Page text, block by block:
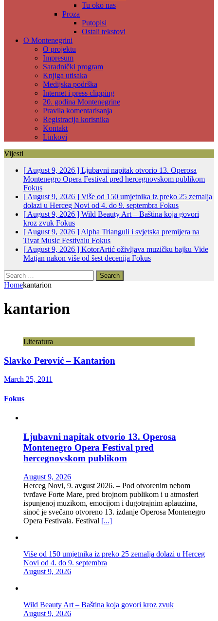
Tu oko nas
Proza
Putopisi
Ostali tekstovi
O Montenegrini
O projektu
Impresum
Saradnički program
Knjiga utisaka
Medijska podrška
Internet i press clipping
20. godina Montenegrine
Pravila komentarisanja
Registracija korisnika
Kontakt
Linkovi
Vijesti
[ August 9, 2026 ] Ljubavni napitak otvorio 13. Operosa
Montenegro Opera Festival pred hercegnovskom publikom
Fokus
[ August 9, 2026 ] Više od 150 umjetnika iz preko 25 zemalja
dolazi u Herceg Novi od 4. do 9. septembra Fokus
[ August 9, 2026 ] Wild Beauty Art – Baština koja govori
kroz zvuk Fokus
[ August 9, 2026 ] Alpha Trianguli i svjetska premijera na
Tivat Music Festivalu Fokus
[ August 9, 2026 ] KotorArtić oživljava muzičku bajku Vide
Matjan nakon više od šest decenija Fokus
Search
for:
Homekantarion
kantarion
Literatura
Slavko Perović – Kantarion
March 25, 2011
Fokus
Ljubavni napitak otvorio 13. Operosa
Montenegro Opera Festival pred
hercegnovskom publikom
August 9, 2026
Herceg Novi, 9. avgust 2026. – Pod otvorenim nebom
tvrđave Forte Mare, pred brojnom publikom i u atmosferi
ispunjenoj muzikom, emocijom i dugotrajnim aplauzima,
sinoć je svečano otvoreno 13. izdanje Operosa Montenegro
Opera Festivala. Festival [...]
Više od 150 umjetnika iz preko 25 zemalja dolazi u Herceg
Novi od 4. do 9. septembra
August 9, 2026
Wild Beauty Art – Baština koja govori kroz zvuk
August 9, 2026